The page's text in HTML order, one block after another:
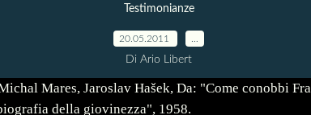
Testimonianze
20.05.2011
Di Ario Libert